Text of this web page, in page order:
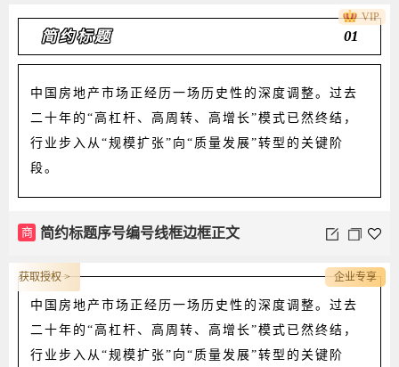
简约标题 01
中国房地产市场正经历一场历史性的深度调整。过去
二十年的“高杠杆、高周转、高增长”模式已然终结，
行业步入从“规模扩张”向“质量发展”转型的关键阶
段。
商 简约标题序号编号线框边框正文
VIP
中国房地产市场正经历一场历史性的深度调整。过去
二十年的“高杠杆、高周转、高增长”模式已然终结，
行业步入从“规模扩张”向“质量发展”转型的关键阶
获取授权 > 企业专享